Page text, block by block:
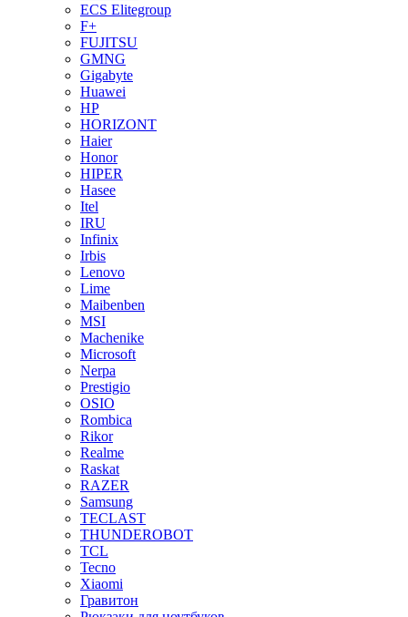
ECS Elitegroup
F+
FUJITSU
GMNG
Gigabyte
Huawei
HP
HORIZONT
Haier
Honor
HIPER
Hasee
Itel
IRU
Infinix
Irbis
Lenovo
Lime
Maibenben
MSI
Machenike
Microsoft
Nerpa
Prestigio
OSIO
Rombica
Rikor
Realme
Raskat
RAZER
Samsung
TECLAST
THUNDEROBOT
TCL
Tecno
Xiaomi
Гравитон